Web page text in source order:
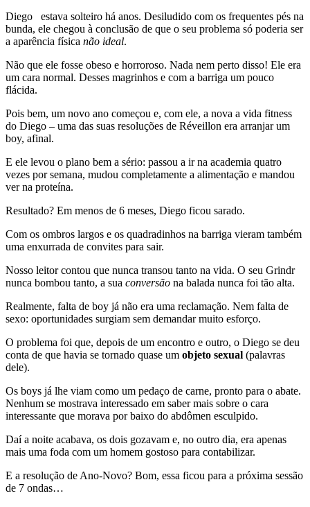
Diego estava solteiro há anos. Desiludido com os frequentes pés na
bunda, ele chegou à conclusão de que o seu problema só poderia ser
a aparência física não ideal.
Não que ele fosse obeso e horroroso. Nada nem perto disso! Ele era
um cara normal. Desses magrinhos e com a barriga um pouco
flácida.
Pois bem, um novo ano começou e, com ele, a nova a vida fitness
do Diego – uma das suas resoluções de Réveillon era arranjar um
boy, afinal.
E ele levou o plano bem a sério: passou a ir na academia quatro
vezes por semana, mudou completamente a alimentação e mandou
ver na proteína.
Resultado? Em menos de 6 meses, Diego ficou sarado.
Com os ombros largos e os quadradinhos na barriga vieram também
uma enxurrada de convites para sair.
Nosso leitor contou que nunca transou tanto na vida. O seu Grindr
nunca bombou tanto, a sua conversão na balada nunca foi tão alta.
Realmente, falta de boy já não era uma reclamação. Nem falta de
sexo: oportunidades surgiam sem demandar muito esforço.
O problema foi que, depois de um encontro e outro, o Diego se deu
conta de que havia se tornado quase um objeto sexual (palavras
dele).
Os boys já lhe viam como um pedaço de carne, pronto para o abate.
Nenhum se mostrava interessado em saber mais sobre o cara
interessante que morava por baixo do abdômen esculpido.
Daí a noite acabava, os dois gozavam e, no outro dia, era apenas
mais uma foda com um homem gostoso para contabilizar.
E a resolução de Ano-Novo? Bom, essa ficou para a próxima sessão
de 7 ondas…